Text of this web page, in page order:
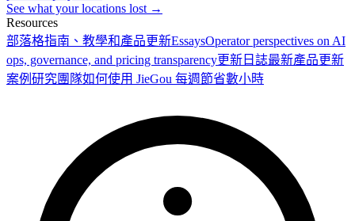
See what your locations lost →
Resources
部落格指南、教學和產品更新EssaysOperator perspectives on AI
ops, governance, and pricing transparency更新日誌最新產品更新
案例研究團隊如何使用 JieGou 每週節省數小時